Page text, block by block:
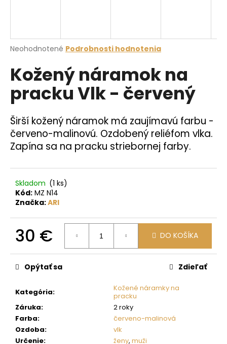
Priemerné
produktu
je
5
hviezdičiek.
Neohodnotené Podrobnosti hodnotenia
Kožený náramok na
pracku Vlk - červený
Širší kožený náramok má zaujímavú farbu -
červeno-malinovú. Ozdobený reliéfom vlka.
Zapína sa na pracku striebornej farby.
Skladom (1 ks)
Kód: MZ N14
Značka:ARI
30 €
cena:
DO KOŠÍKA
Kategória:
Kožené náramky na
pracku
Záruka:
2 roky
Farba:
červeno-malinová
Ozdoba:
vlk
Určenie: ženy, muži
Opýtať sa Zdieľať
s
ť
?
HĽADAŤ
d
p
o
ú
a
m
e